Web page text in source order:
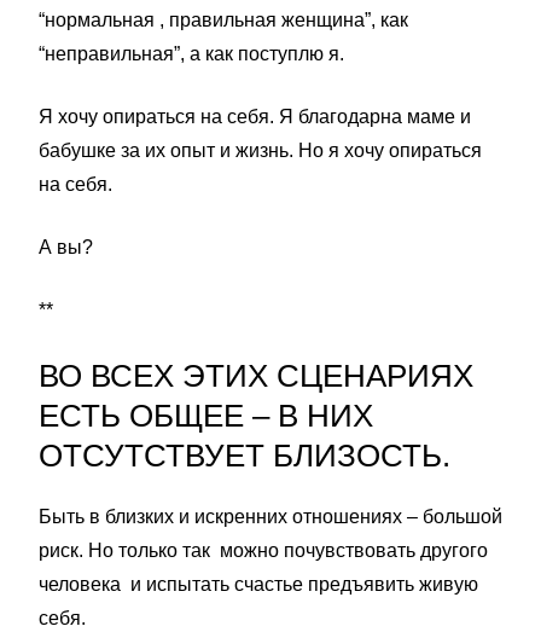
“нормальная , правильная женщина”, как
“неправильная”, а как поступлю я.
Я хочу опираться на себя. Я благодарна маме и
бабушке за их опыт и жизнь. Но я хочу опираться
на себя.
А вы?
**
ВО ВСЕХ ЭТИХ СЦЕНАРИЯХ
ЕСТЬ ОБЩЕЕ – В НИХ
ОТСУТСТВУЕТ БЛИЗОСТЬ.
Быть в близких и искренних отношениях – большой
риск. Но только так можно почувствовать другого
человека и испытать счастье предъявить живую
себя.